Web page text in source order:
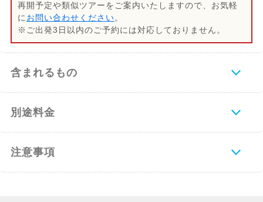
再開予定や類似ツアーをご案内いたしますので、お気軽
にお問い合わせください。
※ご出発3日以内のご予約には対応しておりません。
含まれるもの
別途料金
注意事項